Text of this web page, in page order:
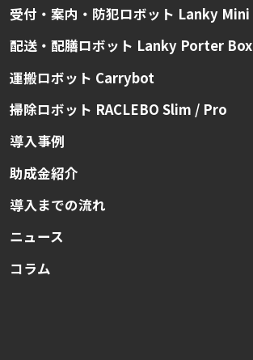
受付・案内・防犯ロボット Lanky Mini
配送・配膳ロボット Lanky Porter Box
運搬ロボット Carrybot
掃除ロボット RACLEBO Slim / Pro
導入事例
助成金紹介
導入までの流れ
ニュース
コラム